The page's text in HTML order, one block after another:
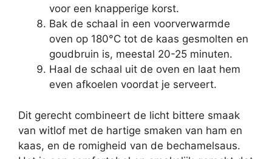
voor een knapperige korst.
Bak de schaal in een voorverwarmde
oven op 180°C tot de kaas gesmolten en
goudbruin is, meestal 20-25 minuten.
Haal de schaal uit de oven en laat hem
even afkoelen voordat je serveert.
Dit gerecht combineert de licht bittere smaak
van witlof met de hartige smaken van ham en
kaas, en de romigheid van de bechamelsaus.